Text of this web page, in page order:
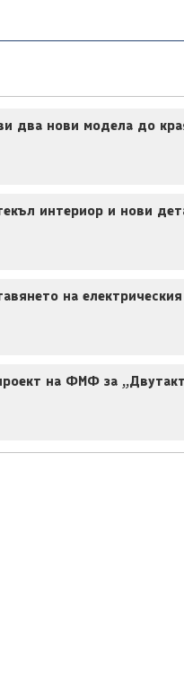
два нови модела до
интериор и нови
на
на ФМФ за